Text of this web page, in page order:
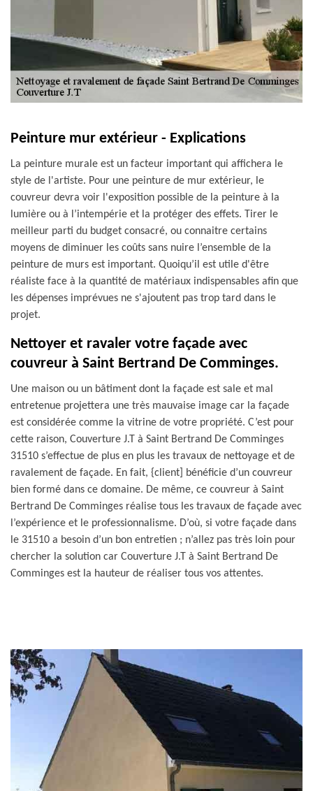
Peinture mur extérieur - Explications
La peinture murale est un facteur important qui affichera le
style de l'artiste. Pour une peinture de mur extérieur, le
couvreur devra voir l'exposition possible de la peinture à la
lumière ou à l’intempérie et la protéger des effets. Tirer le
meilleur parti du budget consacré, ou connaitre certains
moyens de diminuer les coûts sans nuire l’ensemble de la
peinture de murs est important. Quoiqu’il est utile d'être
réaliste face à la quantité de matériaux indispensables afin que
les dépenses imprévues ne s'ajoutent pas trop tard dans le
projet.
Nettoyer et ravaler votre façade avec
couvreur à Saint Bertrand De Comminges.
Une maison ou un bâtiment dont la façade est sale et mal
entretenue projettera une très mauvaise image car la façade
est considérée comme la vitrine de votre propriété. C’est pour
cette raison, Couverture J.T à Saint Bertrand De Comminges
31510 s’effectue de plus en plus les travaux de nettoyage et de
ravalement de façade. En fait, {client] bénéficie d’un couvreur
bien formé dans ce domaine. De même, ce couvreur à Saint
Bertrand De Comminges réalise tous les travaux de façade avec
l’expérience et le professionnalisme. D’où, si votre façade dans
le 31510 a besoin d’un bon entretien ; n’allez pas très loin pour
chercher la solution car Couverture J.T à Saint Bertrand De
Comminges est la hauteur de réaliser tous vos attentes.